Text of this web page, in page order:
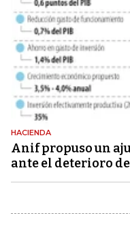
HACIENDA
Anif propuso un
ante el deterioro